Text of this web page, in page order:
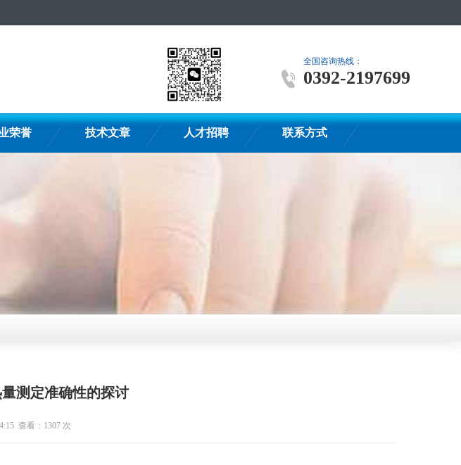
全国咨询热线：
0392-2197699
荣誉 技术文章 人才招聘 联系方式
测定准确性的探讨
查看： 1307 次